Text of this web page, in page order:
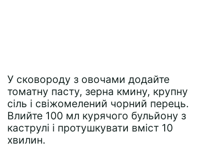
У сковороду з овочами додайте
томатну пасту, зерна кмину, крупну
сіль і свіжомелений чорний перець.
Влийте 100 мл курячого бульйону з
каструлі і протушкувати вміст 10
хвилин.